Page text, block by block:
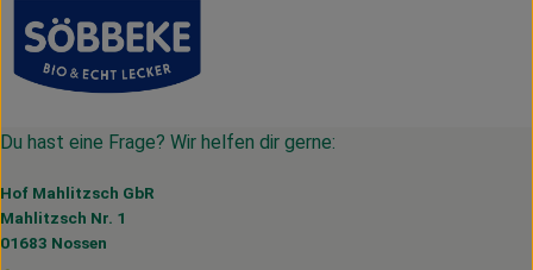
Du hast eine Frage? Wir helfen dir gerne:
Hof Mahlitzsch GbR
Mahlitzsch Nr. 1
01683 Nossen